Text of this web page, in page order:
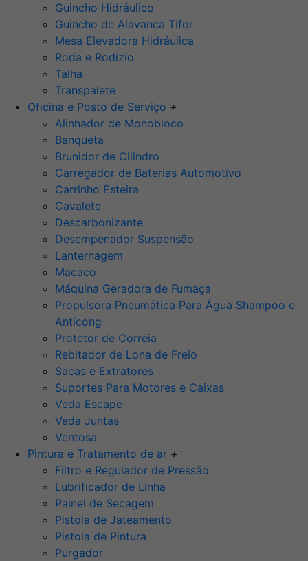
Guincho Hidráulico
Guincho de Alavanca Tifor
Mesa Elevadora Hidráulica
Roda e Rodízio
Talha
Transpalete
Oficina e Posto de Serviço +
Alinhador de Monobloco
Banqueta
Brunidor de Cilindro
Carregador de Baterias Automotivo
Carrinho Esteira
Cavalete
Descarbonizante
Desempenador Suspensão
Lanternagem
Macaco
Máquina Geradora de Fumaça
Propulsora Pneumática Para Água Shampoo e
Anticong
Protetor de Correia
Rebitador de Lona de Freio
Sacas e Extratores
Suportes Para Motores e Caixas
Veda Escape
Veda Juntas
Ventosa
Pintura e Tratamento de ar +
Filtro e Regulador de Pressão
Lubrificador de Linha
Painel de Secagem
Pistola de Jateamento
Pistola de Pintura
Purgador